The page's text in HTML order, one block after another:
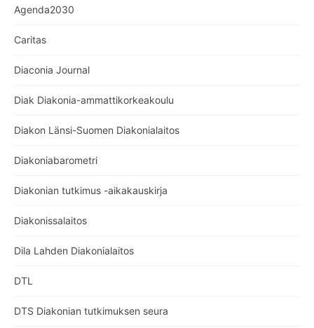
Agenda2030
Caritas
Diaconia Journal
Diak Diakonia-ammattikorkeakoulu
Diakon Länsi-Suomen Diakonialaitos
Diakoniabarometri
Diakonian tutkimus -aikakauskirja
Diakonissalaitos
Dila Lahden Diakonialaitos
DTL
DTS Diakonian tutkimuksen seura